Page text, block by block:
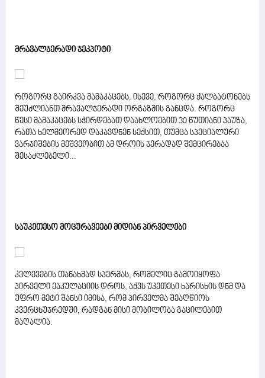
მრავალჯერადი ჯეკპოტი
როგორც გაირკვა მამაკაცებს, ისევე, როგორც ქალბატონებს
შეუძლიანთ მრავალჯერადი ორგაზმის განცდა. როგორც
წესი მამაკაცებს სჭირდებათ დაახლოებით 30 წუთიანი პაუზა,
რათა ხელმეორედ დაკავდნენ სექსით, თუმცა სპეციალური
ვარჯიშების მეშვეობით ამ დროის ჯერადად შემცირებაა
შესაძლებელი...
საუკეთესო მოცურავეები მიდიან პირველები
კვლევების თანახმად სპერმას, რომელიც გამოიყოფა
პირველი ეაკულაციის დროს, აქვს უკეთესი ხარისხის დნმ და
უფრო მეტი შანსი იმისა, რომ პირველმა შეაღწიოს
კვერცხუჯრედში, რადგან მისი მობილობა გაცილებით
მაღალია.